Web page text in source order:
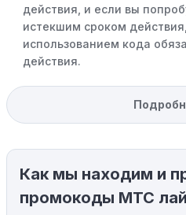
действия, и если вы
истекшим сроком
использованием кода
действия.
Уже со скидкой:В
вас товар может быть уже
магазины предлагают
Ограничения на
Некоторые промокоды
определенные товары,
Как мы находим и
промокоды МТС